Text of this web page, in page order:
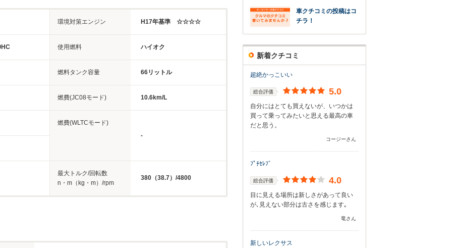
環境対策エンジン H17年基準 ☆☆☆☆
使用燃料 ハイオク
燃料タンク容量 66リットル
燃費(JC08モード) 10.6km/L
燃費(WLTCモード)
-
最大トルク/回転数
n・m（kg・m）/rpm
380（38.7）/4800
車クチコミの投稿はコ
チラ！
新着クチコミ
超絶かっこいい
総合評価 5.0
自分にはとても買えないが、いつかは
買って乗ってみたいと思える最高の車
だと思う。
コージーさん
ﾌﾟﾁｾﾚﾌﾞ
総合評価 4.0
目に見える場所は新しさがあって良い
が､見えない部分は古さを感じます｡
竜さん
新しいレクサス